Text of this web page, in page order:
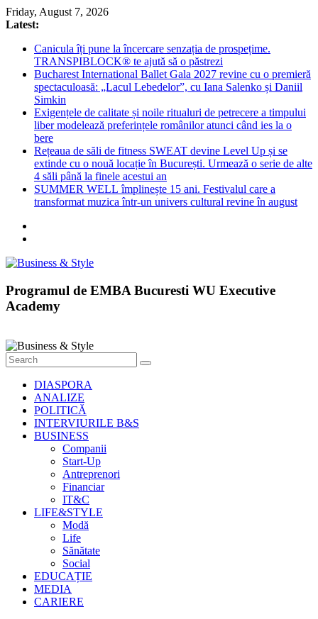
Skip
to
Friday, August 7, 2026
Latest:
Canicula îți pune la încercare senzația de prospețime.
TRANSPIBLOCK® te ajută să o păstrezi
Bucharest International Ballet Gala 2027 revine cu o premieră
spectaculoasă: „Lacul Lebedelor”, cu Iana Salenko și Daniil
Simkin
Exigențele de calitate și noile ritualuri de petrecere a timpului
liber modelează preferințele românilor atunci când ies la o
bere
Rețeaua de săli de fitness SWEAT devine Level Up și se
extinde cu o nouă locație în București. Urmează o serie de alte
4 săli până la finele acestui an
SUMMER WELL împlinește 15 ani. Festivalul care a
transformat muzica într-un univers cultural revine în august
Business
&
Știri
cu
Programul de EMBA Bucuresti WU Executive
Academy
DIASPORA
ANALIZE
POLITICĂ
INTERVIURILE B&S
BUSINESS
Companii
Start-Up
Antreprenori
Financiar
IT&C
LIFE&STYLE
Modă
Life
Sănătate
Social
EDUCAȚIE
MEDIA
CARIERE